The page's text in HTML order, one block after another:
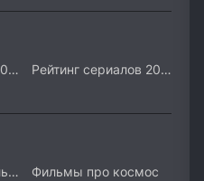
Рейтинг фильмов 2026
Рейтинг сериалов 2026
Американские фильмы
Фильмы про космос